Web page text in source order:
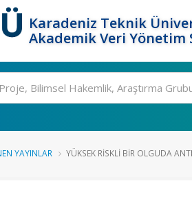
Karadeniz Teknik
Akademik Veri Yönetim
YAYINLAR YÜKSEK RISKLI BIR OLGUDA